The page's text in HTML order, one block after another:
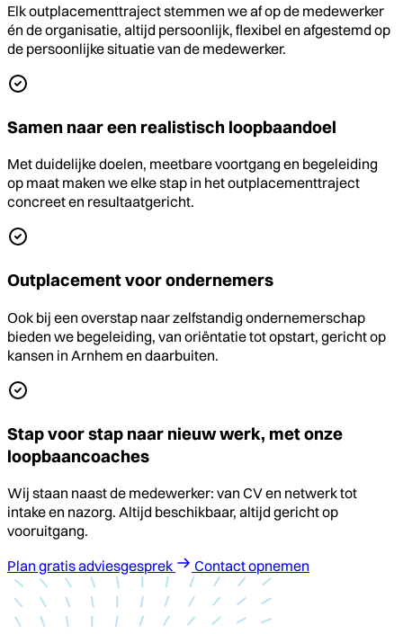
Elk outplacementtraject stemmen we af op de medewerker
én de organisatie, altijd persoonlijk, flexibel en afgestemd op
de persoonlijke situatie van de medewerker.
Samen naar een realistisch loopbaandoel
Met duidelijke doelen, meetbare voortgang en begeleiding
op maat maken we elke stap in het outplacementtraject
concreet en resultaatgericht.
Outplacement voor ondernemers
Ook bij een overstap naar zelfstandig ondernemerschap
bieden we begeleiding, van oriëntatie tot opstart, gericht op
kansen in Arnhem en daarbuiten.
Stap voor stap naar nieuw werk, met onze
loopbaancoaches
Wij staan naast de medewerker: van CV en netwerk tot
intake en nazorg. Altijd beschikbaar, altijd gericht op
vooruitgang.
Plan gratis adviesgesprek
Contact opnemen